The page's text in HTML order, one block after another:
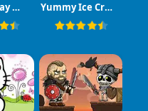
Super Friday Night vs Beast Guy Yummy Ice Cream Factory